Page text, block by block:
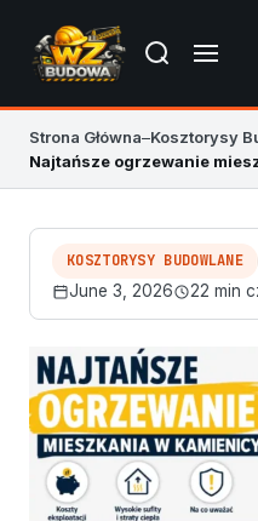
Strona Główna–Kosztorysy
KOSZTORYSY BUDOWLANE
June 3, 2026
22 min